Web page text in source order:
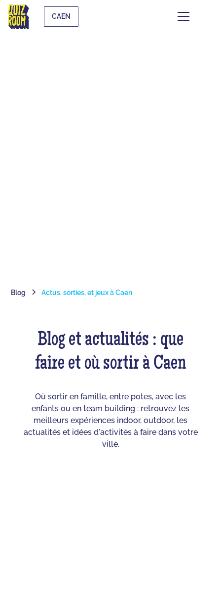
CAEN
Blog Actus, sorties, et jeux à Caen
Blog et actualités : que
faire et où sortir à Caen
Où sortir en famille, entre potes, avec les
enfants ou en team building : retrouvez les
meilleurs expériences indoor, outdoor, les
actualités et idées d'activités à faire dans votre
ville.